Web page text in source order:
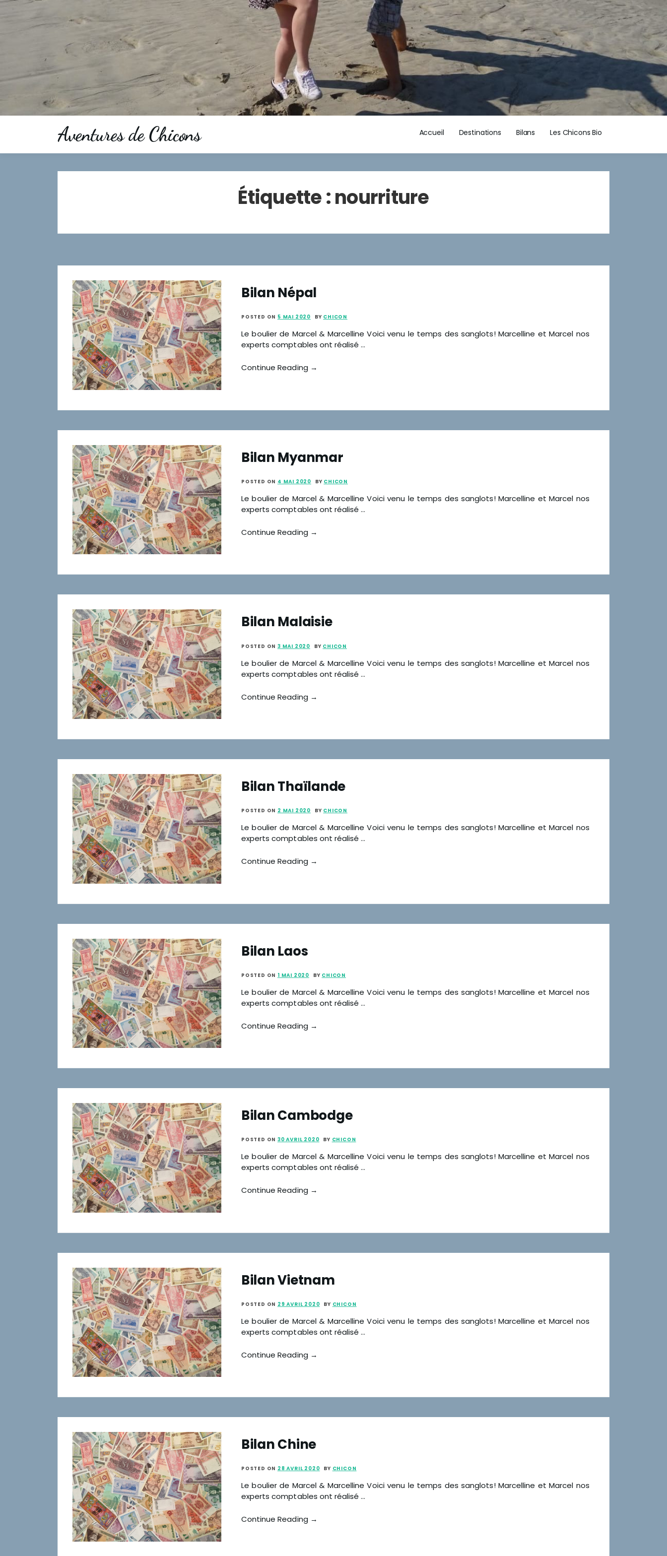
Aventures de Chicons Accueil Destinations Bilans Les Chicons Bio
Étiquette :nourriture
Bilan Népal
POSTED ON 5 MAI 2020 BY CHICON
Le boulier de Marcel & Marcelline Voici venu le temps des sanglots! Marcelline et Marcel nos
experts comptables ont réalisé …
Continue Reading →
Bilan Myanmar
POSTED ON 4 MAI 2020 BY CHICON
Le boulier de Marcel & Marcelline Voici venu le temps des sanglots! Marcelline et Marcel nos
experts comptables ont réalisé …
Continue Reading →
Bilan Malaisie
POSTED ON 3 MAI 2020 BY CHICON
Le boulier de Marcel & Marcelline Voici venu le temps des sanglots! Marcelline et Marcel nos
experts comptables ont réalisé …
Continue Reading →
Bilan Thaïlande
POSTED ON 2 MAI 2020 BY CHICON
Le boulier de Marcel & Marcelline Voici venu le temps des sanglots! Marcelline et Marcel nos
experts comptables ont réalisé …
Continue Reading →
Bilan Laos
POSTED ON 1 MAI 2020 BY CHICON
Le boulier de Marcel & Marcelline Voici venu le temps des sanglots! Marcelline et Marcel nos
experts comptables ont réalisé …
Continue Reading →
Bilan Cambodge
POSTED ON 30 AVRIL 2020 BY CHICON
Le boulier de Marcel & Marcelline Voici venu le temps des sanglots! Marcelline et Marcel nos
experts comptables ont réalisé …
Continue Reading →
Bilan Vietnam
POSTED ON 29 AVRIL 2020 BY CHICON
Le boulier de Marcel & Marcelline Voici venu le temps des sanglots! Marcelline et Marcel nos
experts comptables ont réalisé …
Continue Reading →
Bilan Chine
POSTED ON 28 AVRIL 2020 BY CHICON
Le boulier de Marcel & Marcelline Voici venu le temps des sanglots! Marcelline et Marcel nos
experts comptables ont réalisé …
Continue Reading →